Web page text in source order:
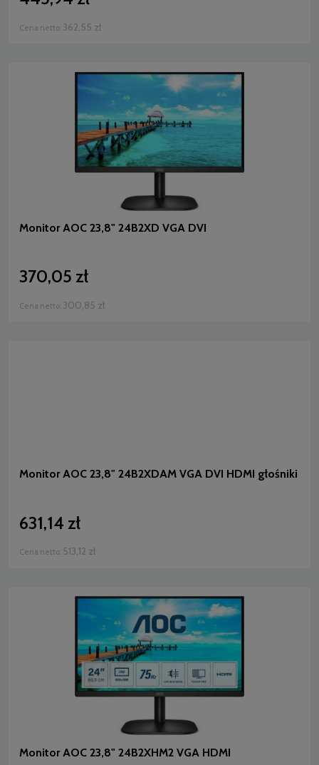
Cena netto: 362,55 zł
Monitor AOC 23,8" 24B2XD VGA DVI
370,05 zł
Cena netto: 300,85 zł
Monitor AOC 23,8" 24B2XDAM VGA DVI HDMI głośniki
631,14 zł
Cena netto: 513,12 zł
Monitor AOC 23,8" 24B2XHM2 VGA HDMI